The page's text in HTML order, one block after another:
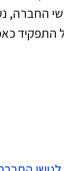
שני לנושי